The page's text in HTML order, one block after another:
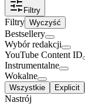
Filtry
Filtry Wyczyść
Bestsellery
Wybór redakcji
YouTube Content ID
Instrumentalne
Wokalne
Wszystkie Explicit
Nastrój